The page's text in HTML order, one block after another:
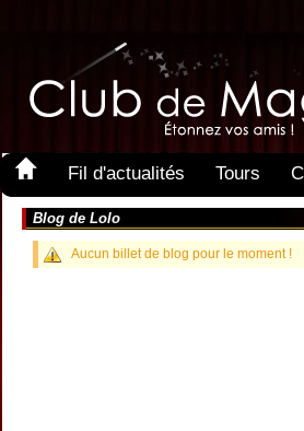
Fil d'actualités Tours
Blog de Lolo
Aucun billet de blog pour le moment !